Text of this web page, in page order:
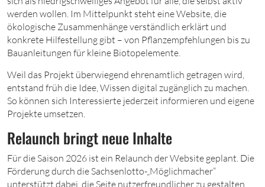
werden wollen. Im Mittelpunkt steht eine Website, die
ökologische Zusammenhänge verständlich erklärt und
konkrete Hilfestellung gibt – von Pflanzempfehlungen bis zu
Bauanleitungen für kleine Biotopelemente.
Weil das Projekt überwiegend ehrenamtlich getragen wird,
entstand früh die Idee, Wissen digital zugänglich zu machen.
So können sich Interessierte jederzeit informieren und eigene
Projekte umsetzen.
Relaunch bringt neue Inhalte
Für die Saison 2026 ist ein Relaunch der Website geplant. Die
Förderung durch die Sachsenlotto-„Möglichmacher“
unterstützt dabei, die Seite nutzerfreundlicher zu gestalten